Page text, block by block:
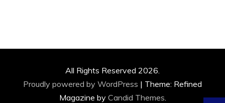
All Rights Reserved 2026.
Proudly powered by WordPress | Theme: Refined
Magazine by Candid Themes.